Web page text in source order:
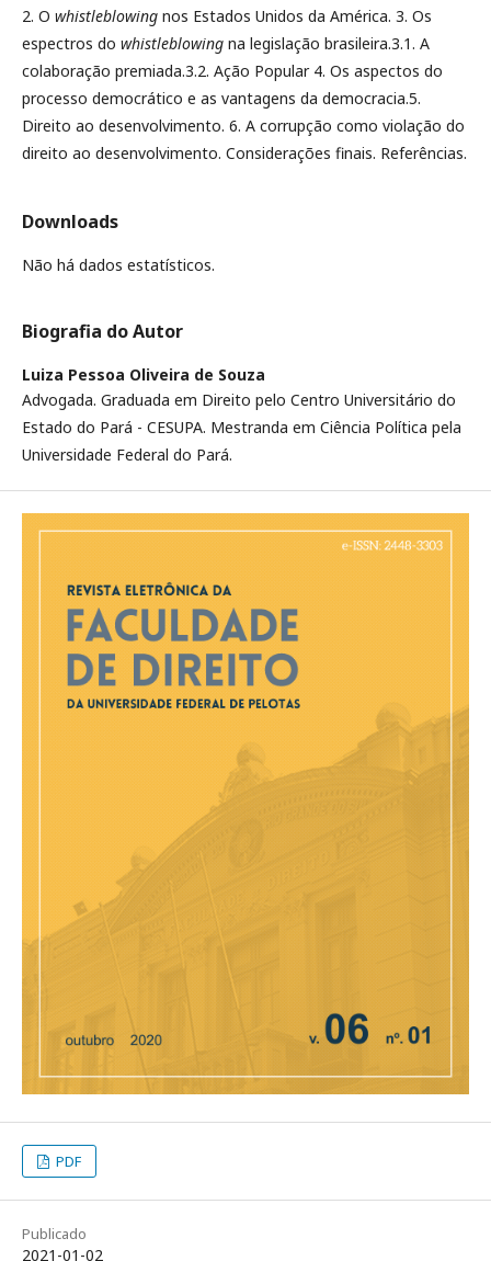
2. O whistleblowing nos Estados Unidos da América. 3. Os
espectros do whistleblowing na legislação brasileira.3.1. A
colaboração premiada.3.2. Ação Popular 4. Os aspectos do
processo democrático e as vantagens da democracia.5.
Direito ao desenvolvimento. 6. A corrupção como violação do
direito ao desenvolvimento. Considerações finais. Referências.
Downloads
Não há dados estatísticos.
Biografia do Autor
Luiza Pessoa Oliveira de Souza
Advogada. Graduada em Direito pelo Centro Universitário do
Estado do Pará - CESUPA. Mestranda em Ciência Política pela
Universidade Federal do Pará.
PDF
Publicado
2021-01-02